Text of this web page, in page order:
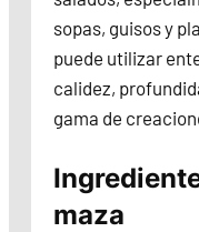
sopas, guisos y
puede utilizar
calidez,
gama de
maza